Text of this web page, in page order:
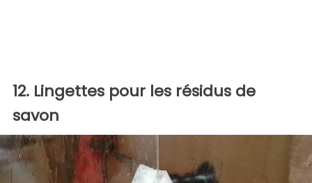
12. Lingettes pour les résidus de
savon